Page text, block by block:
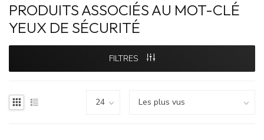
PRODUITS ASSOCIÉS AU MOT-CLÉ
YEUX DE SÉCURITÉ
FILTRES